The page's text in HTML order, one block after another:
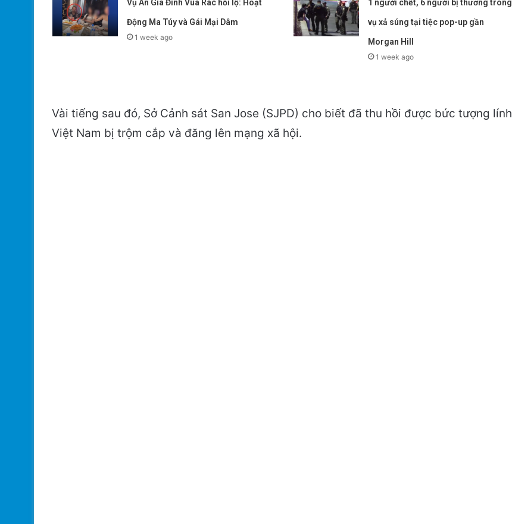
Vụ Án Gia Đình Vua Rác hối lộ: Hoạt
Động Ma Túy và Gái Mại Dâm
1 week ago
1 người chết, 6 người bị thương trong
vụ xả súng tại tiệc pop-up gần
Morgan Hill
1 week ago
Vài tiếng sau đó, Sở Cảnh sát San Jose (SJPD) cho biết đã thu hồi được bức tượng lính
Việt Nam bị trộm cắp và đăng lên mạng xã hội.